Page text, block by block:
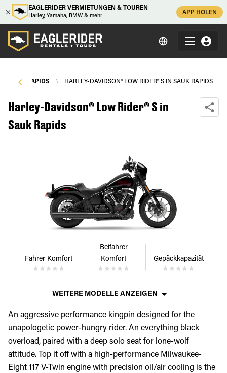
EAGLERIDER VERMIETUNGEN & TOUREN
Harley, Yamaha, BMW & mehr
APP HOLEN
SAUK RAPIDS \ HARLEY-DAVIDSON® LOW RIDER® S IN SAUK RAPIDS
Harley-Davidson® Low Rider® S in
Sauk Rapids
Fahrer Komfort
Beifahrer
Komfort
Gepäckkapazität
WEITERE MODELLE ANZEIGEN
An aggressive performance kingpin designed for the
unapologetic power-hungry rider. An everything black
overload, paired with a deep solo seat for lone-wolf
attitude. Top it off with a high-performance Milwaukee-
Eight 117 V-Twin engine with precision oil/air cooling is the